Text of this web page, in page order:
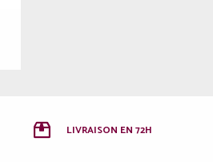
LIVRAISON EN 72H